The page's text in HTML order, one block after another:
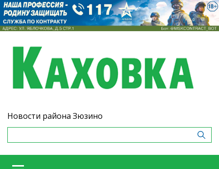
Новости района Зюзино